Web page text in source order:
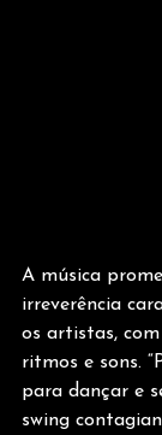
A música
irreverência
os artistas,
ritmos e sons.
para dançar e
swing